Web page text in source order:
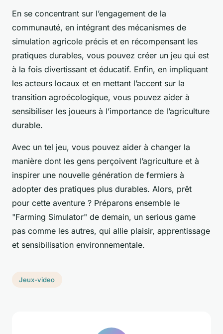
En se concentrant sur l’engagement de la
communauté, en intégrant des mécanismes de
simulation agricole précis et en récompensant les
pratiques durables, vous pouvez créer un jeu qui est
à la fois divertissant et éducatif. Enfin, en impliquant
les acteurs locaux et en mettant l’accent sur la
transition agroécologique, vous pouvez aider à
sensibiliser les joueurs à l’importance de l’agriculture
durable.
Avec un tel jeu, vous pouvez aider à changer la
manière dont les gens perçoivent l’agriculture et à
inspirer une nouvelle génération de fermiers à
adopter des pratiques plus durables. Alors, prêt
pour cette aventure ? Préparons ensemble le
"Farming Simulator" de demain, un serious game
pas comme les autres, qui allie plaisir, apprentissage
et sensibilisation environnementale.
Jeux-video